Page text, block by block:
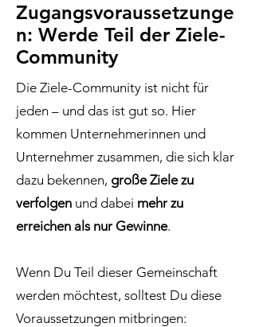
Zugangsvoraussetzunge
n: Werde Teil der Ziele-
Community
Die Ziele-Community ist nicht für
jeden – und das ist gut so. Hier
kommen Unternehmerinnen und
Unternehmer zusammen, die sich klar
dazu bekennen, große Ziele zu
verfolgen und dabei mehr zu
erreichen als nur Gewinne.
Wenn Du Teil dieser Gemeinschaft
werden möchtest, solltest Du diese
Voraussetzungen mitbringen: